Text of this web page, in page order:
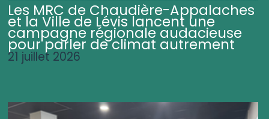
Les MRC de Chaudière-Appalaches
et la Ville de Lévis lancent une
campagne régionale audacieuse
pour parler de climat autrement
21 juillet 2026